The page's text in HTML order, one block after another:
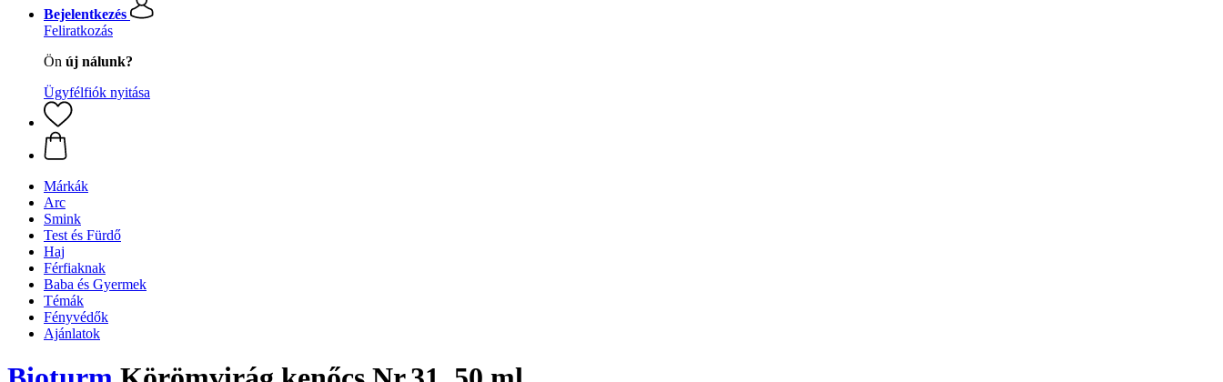
Bejelentkezés
Feliratkozás
Ön új nálunk?
Ügyfélfiók nyitása
Márkák
Arc
Smink
Test és Fürdő
Haj
Férfiaknak
Baba és Gyermek
Témák
Fényvédők
Ajánlatok